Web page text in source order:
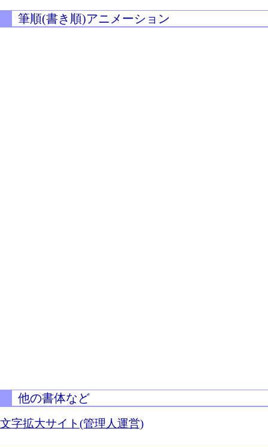
筆順(書き順)アニメーション
他の書体など
文字拡大サイト(管理人運営)